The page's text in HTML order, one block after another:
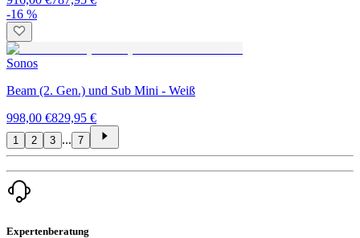
-16 %
Sonos
Beam (2. Gen.) und Sub Mini - Weiß
998,00 €829,95 €
1 2 3 ... 7
Expertenberatung